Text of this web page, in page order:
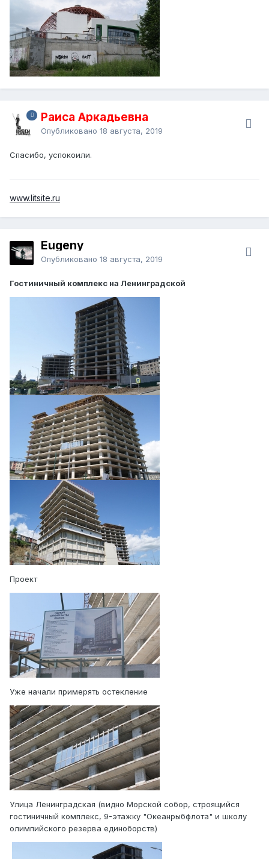
Раиса Аркадьевна
Опубликовано 18 августа, 2019
Спасибо, успокоили.
www.litsite.ru
Eugeny
Опубликовано 18 августа, 2019
Гостиничный комплекс на Ленинградской
Проект
Уже начали примерять остекление
Улица Ленинградская (видно Морской собор, строящийся
гостиничный комплекс, 9-этажку "Океанрыбфлота" и школу
олимпийского резерва единоборств)